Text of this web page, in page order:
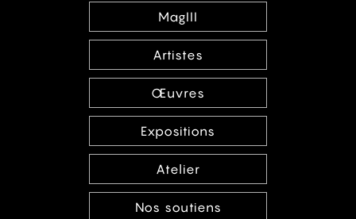
MagIII
Artistes
Œuvres
Expositions
Atelier
Nos soutiens